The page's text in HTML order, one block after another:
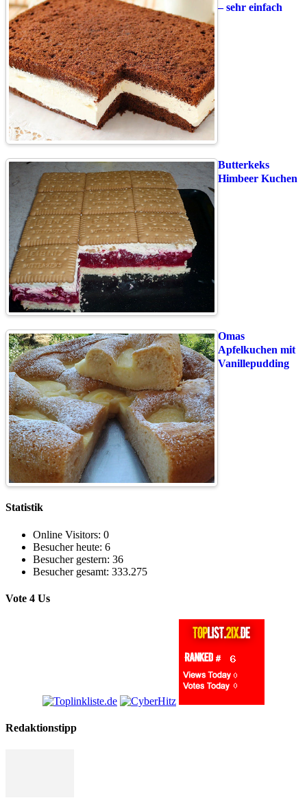
– sehr einfach
Butterkeks
Himbeer Kuchen
Omas
Apfelkuchen mit
Vanillepudding
Statistik
Online Visitors: 0
Besucher heute: 6
Besucher gestern: 36
Besucher gesamt: 333.275
Vote 4 Us
Redaktionstipp